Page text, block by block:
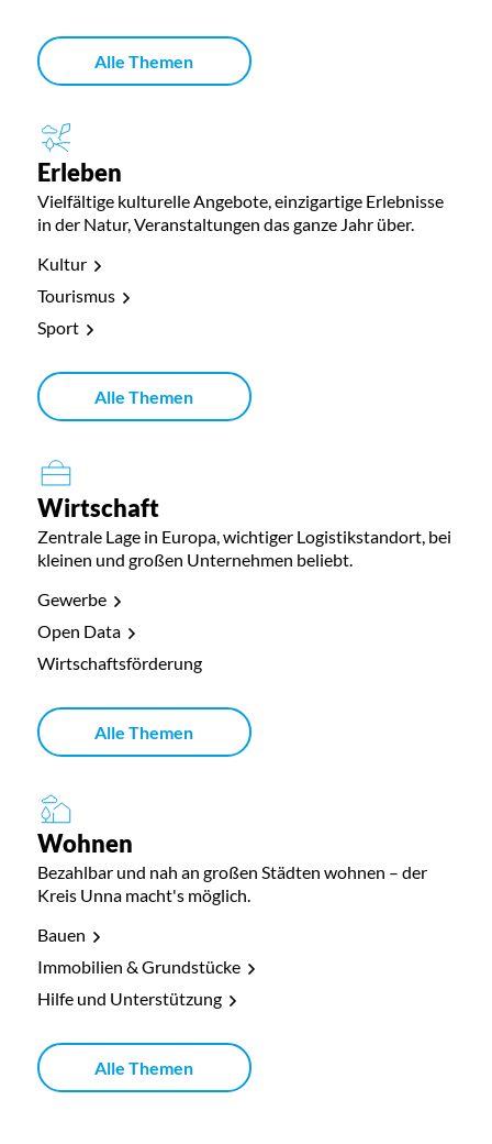
Alle Themen
Erleben
Vielfältige kulturelle Angebote, einzigartige Erlebnisse
in der Natur, Veranstaltungen das ganze Jahr über.
Kultur
Tourismus
Sport
Alle Themen
Wirtschaft
Zentrale Lage in Europa, wichtiger Logistikstandort, bei
kleinen und großen Unternehmen beliebt.
Gewerbe
Open Data
Wirtschaftsförderung
Alle Themen
Wohnen
Bezahlbar und nah an großen Städten wohnen – der
Kreis Unna macht's möglich.
Bauen
Immobilien & Grundstücke
Hilfe und Unterstützung
Alle Themen